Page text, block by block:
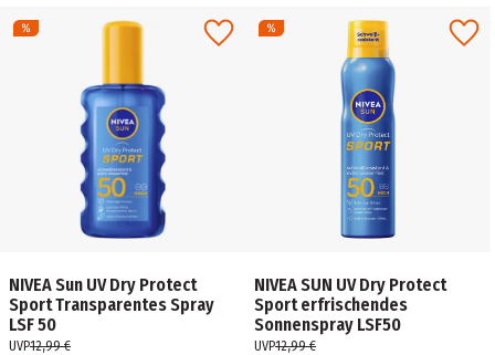
NIVEA Sun UV Dry Protect
Sport Transparentes Spray
LSF 50
UVP12,99 €
NIVEA SUN UV Dry Protect
Sport erfrischendes
Sonnenspray LSF50
UVP12,99 €